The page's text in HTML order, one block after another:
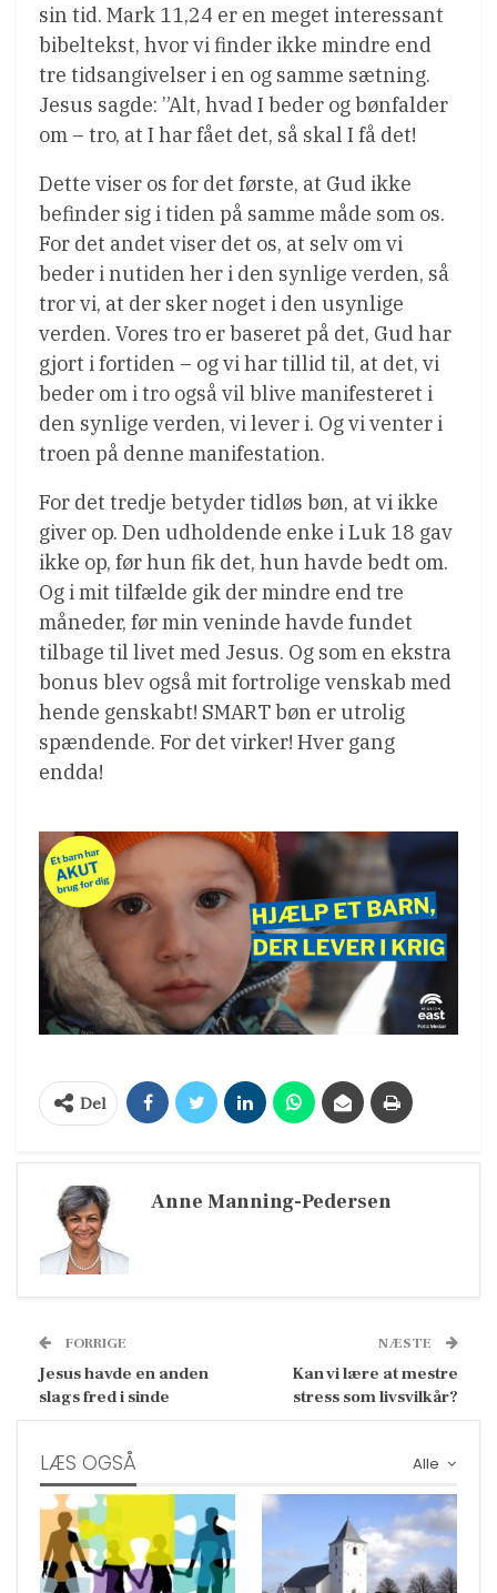
sin tid. Mark 11,24 er en meget interessant
bibeltekst, hvor vi finder ikke mindre end
tre tidsangivelser i en og samme sætning.
Jesus sagde: ”Alt, hvad I beder og bønfalder
om – tro, at I har fået det, så skal I få det!
Dette viser os for det første, at Gud ikke
befinder sig i tiden på samme måde som os.
For det andet viser det os, at selv om vi
beder i nutiden her i den synlige verden, så
tror vi, at der sker noget i den usynlige
verden. Vores tro er baseret på det, Gud har
gjort i fortiden – og vi har tillid til, at det, vi
beder om i tro også vil blive manifesteret i
den synlige verden, vi lever i. Og vi venter i
troen på denne manifestation.
For det tredje betyder tidløs bøn, at vi ikke
giver op. Den udholdende enke i Luk 18 gav
ikke op, før hun fik det, hun havde bedt om.
Og i mit tilfælde gik der mindre end tre
måneder, før min veninde havde fundet
tilbage til livet med Jesus. Og som en ekstra
bonus blev også mit fortrolige venskab med
hende genskabt! SMART bøn er utrolig
spændende. For det virker! Hver gang
endda!
Del
Anne Manning-Pedersen
FORRIGE
Jesus havde en anden
slags fred i sinde
NÆSTE
Kan vi lære at mestre
stress som livsvilkår?
Alle
LÆS OGSÅ